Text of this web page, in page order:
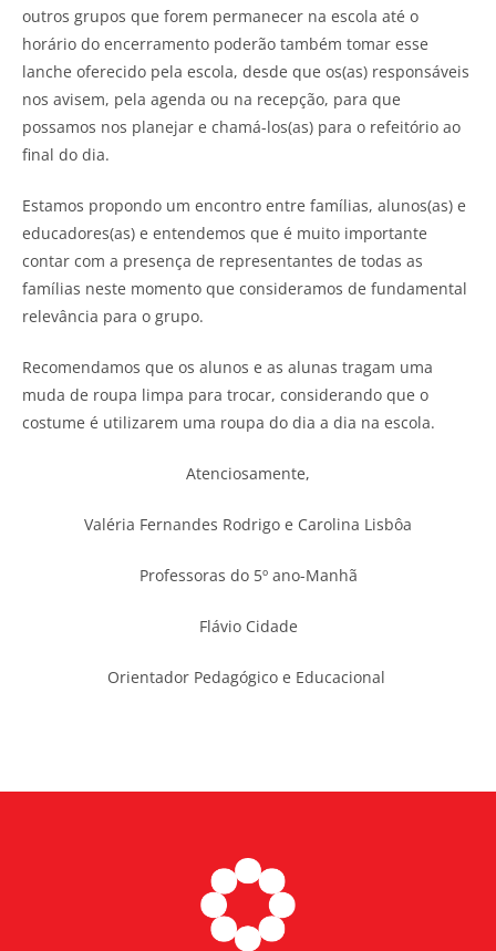
outros grupos que forem permanecer na escola até o
horário do encerramento poderão também tomar esse
lanche oferecido pela escola, desde que os(as) responsáveis
nos avisem, pela agenda ou na recepção, para que
possamos nos planejar e chamá-los(as) para o refeitório ao
final do dia.
Estamos propondo um encontro entre famílias, alunos(as) e
educadores(as) e entendemos que é muito importante
contar com a presença de representantes de todas as
famílias neste momento que consideramos de fundamental
relevância para o grupo.
Recomendamos que os alunos e as alunas tragam uma
muda de roupa limpa para trocar, considerando que o
costume é utilizarem uma roupa do dia a dia na escola.
Atenciosamente,
Valéria Fernandes Rodrigo e Carolina Lisbôa
Professoras do 5º ano-Manhã
Flávio Cidade
Orientador Pedagógico e Educacional